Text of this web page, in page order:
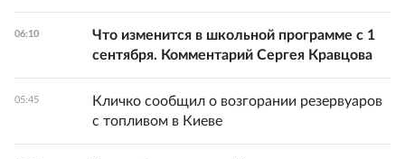
06:10
Что изменится в школьной программе с 1
сентября. Комментарий Сергея Кравцова
05:45
Кличко сообщил о возгорании резервуаров
с топливом в Киеве